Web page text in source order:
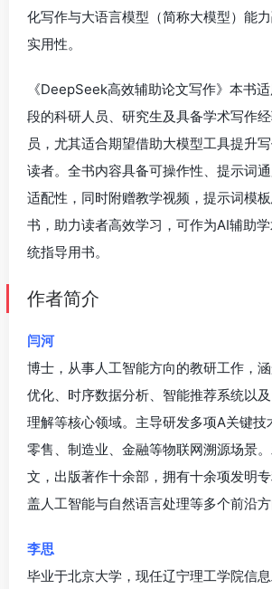
化写作与大语言模型（简称大模型）能
实用性。
《DeepSeek高效辅助论文写作》本书
段的科研人员、研究生及具备学术写作
员，尤其适合期望借助大模型工具提升
读者。全书内容具备可操作性、提示词
适配性，同时附赠教学视频，提示词模
书，助力读者高效学习，可作为AI辅助
统指导用书。
作者简介
闫河
博士，从事人工智能方向的教研工作，
优化、时序数据分析、智能推荐系统以
理解等核心领域。主导研发多项A关键技
零售、制造业、金融等物联网溯源场景
文，出版著作十余部，拥有十余项发明
盖人工智能与自然语言处理等多个前沿方
李思
毕业于北京大学，现任辽宁理工学院信